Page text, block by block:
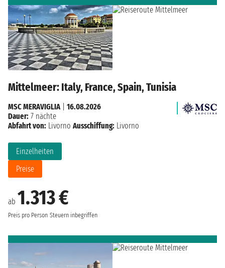
Mittelmeer: Italy, France, Spain, Tunisia
ab 1.313 €
Preis pro Person Steuern inbegriffen
Einzelheiten
Preise
MSC MERAVIGLIA
16.08.2026
Dauer: 7 nächte
Abfahrt von: Livorno Ausschiffung: Livorno